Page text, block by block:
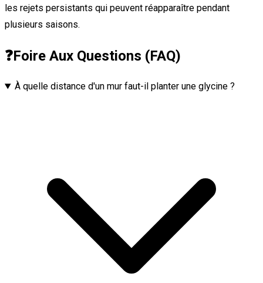
les rejets persistants qui peuvent réapparaître pendant
plusieurs saisons.
❓Foire Aux Questions (FAQ)
À quelle distance d'un mur faut-il planter une glycine ?